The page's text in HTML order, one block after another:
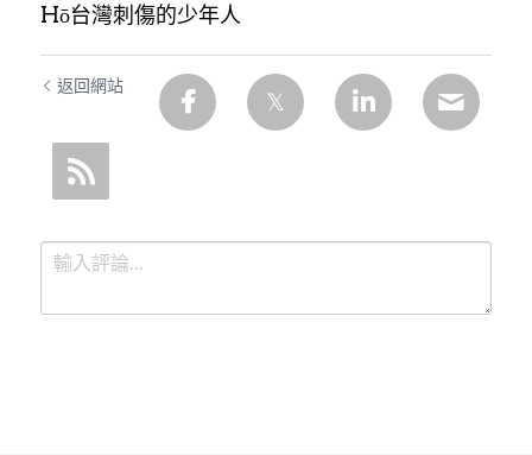
Hō͘台灣刺傷的少年人
返回網站